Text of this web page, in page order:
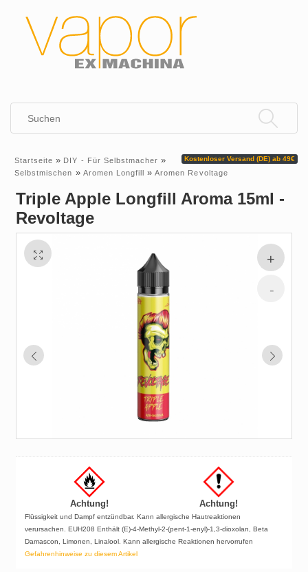
Kostenloser Versand (DE) ab 49€
Startseite » DIY - Für Selbstmacher »
Selbstmischen » Aromen Longfill »Aromen Revoltage
Triple Apple Longfill Aroma 15ml -
Revoltage
Achtung! Achtung!
Flüssigkeit und Dampf entzündbar. Kann allergische Hautreaktionen
verursachen. EUH208 Enthält (E)-4-Methyl-2-(pent-1-enyl)-1,3-dioxolan, Beta
Damascon, Limonen, Linalool. Kann allergische Reaktionen hervorrufen
Gefahrenhinweise zu diesem Artikel